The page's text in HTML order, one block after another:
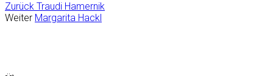
Zurück Traudi Hamernik
Weiter Margarita Hackl